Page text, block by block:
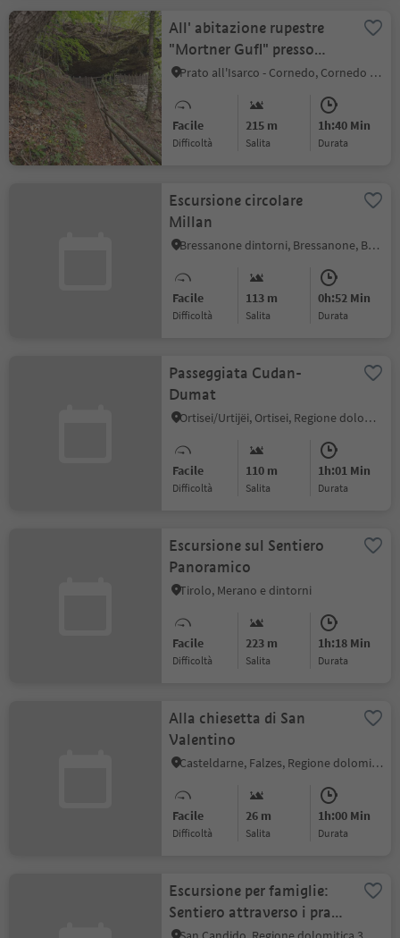
All' abitazione rupestre
"Mortner Gufl" presso
Collepietra
Prato all'Isarco - Cornedo, Cornedo all'Isarco, Regione dolomitica Val d'Ega
Facile
Difficoltà
215 m
Salita
1h:40 Min
durata
Escursione circolare
Millan
Bressanone dintorni, Bressanone, Bressanone e dintorni
Facile
Difficoltà
113 m
Salita
0h:52 Min
durata
Passeggiata Cudan-
Dumat
Ortisei/Urtijëi, Ortisei, Regione dolomitica Val Gardena
Facile
Difficoltà
110 m
Salita
1h:01 Min
durata
Escursione sul Sentiero
Panoramico
Tirolo, Merano e dintorni
Facile
Difficoltà
223 m
Salita
1h:18 Min
durata
Alla chiesetta di San
Valentino
Casteldarne, Falzes, Regione dolomitica Plan de Corones
Facile
Difficoltà
26 m
Salita
1h:00 Min
durata
Escursione per famiglie:
Sentiero attraverso i prati
per Versciaco